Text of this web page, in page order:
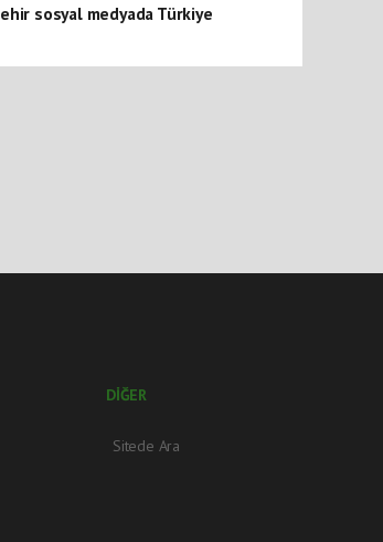
sosyal medyada Türkiye
DİĞER
Sitede Ara